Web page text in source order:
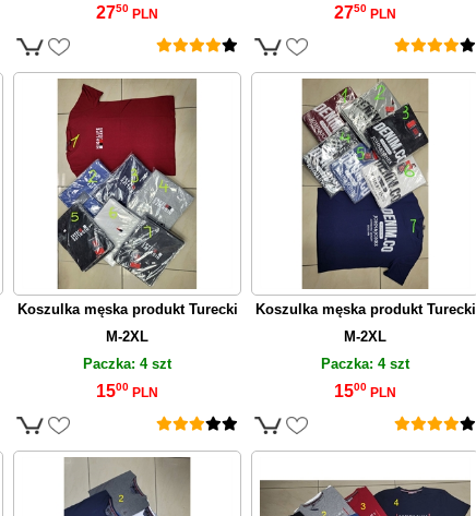
2750 PLN 2750 PLN
Koszulka męska produkt Turecki
M-2XL
Paczka: 4 szt
1500 PLN
Koszulka męska produkt Turecki
M-2XL
Paczka: 4 szt
1500 PLN